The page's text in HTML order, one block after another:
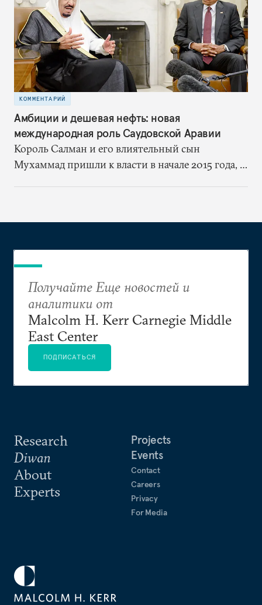
стране останется сложной и нестабильной
КОММЕНТАРИЙ
Амбиции и дешевая нефть: новая
международная роль Саудовской Аравии
Король Салман и его влиятельный сын
Мухаммад пришли к власти в начале 2015 года, и
королевства
Research
Diwan
About
Experts
Projects
Events
Contact
Careers
Privacy
For Media
Получайте Еще новостей и
аналитики от
Malcolm H. Kerr Carnegie Middle
East Center
ПОДПИСАТЬСЯ